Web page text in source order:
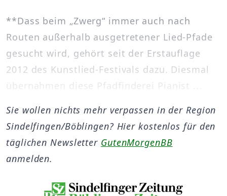
**Dass beim „Zwerg“ immer auch nach
Routen außerhalb ausgetretener Lied-Pfade
gesucht wird, gehört seit der Erstauflage
2012 des Kunstlied-Festivals dazu. Diesmal
übernahmen diese Pfadfinderei Pianist ...
Sie wollen nichts mehr verpassen in der Region
Sindelfingen/Böblingen? Hier kostenlos für den
täglichen Newsletter GutenMorgenBB
anmelden.